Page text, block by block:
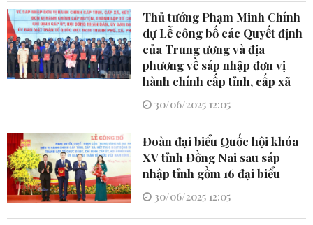
Thủ tướng Phạm Minh Chính
dự Lễ công bố các Quyết định
của Trung ương và địa
phương về sáp nhập đơn vị
hành chính cấp tỉnh, cấp xã
30/06/2025 12:05
Đoàn đại biểu Quốc hội khóa
XV tỉnh Đồng Nai sau sáp
nhập tỉnh gồm 16 đại biểu
30/06/2025 12:05